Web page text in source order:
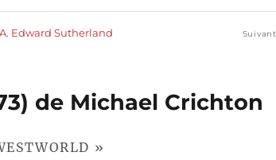
Edward Sutherland Suivant
de Michael Crichton
»